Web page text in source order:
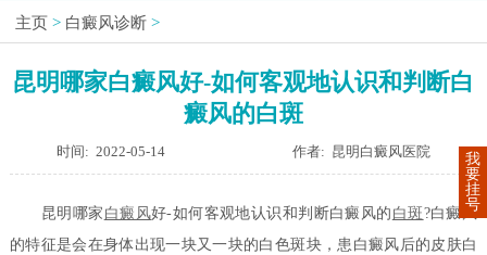
主页 > 白癜风诊断 >
昆明哪家白癜风好-如何客观地认识和判断白
癜风的白斑
时间: 2022-05-14 作者: 昆明白癜风医院
昆明哪家 白癜风好-如何客观地认识和判断白癜风的 白斑?白癜风
的特征是会在身体出现一块又一块的白色斑块，患白癜风后的皮肤白
我
要
挂
号